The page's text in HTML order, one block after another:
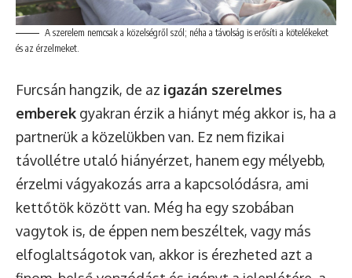
A szerelem nemcsak a közelségről szól; néha a távolság is erősíti a kötelékeket
és az érzelmeket.
Furcsán hangzik, de az igazán szerelmes
emberek gyakran érzik a hiányt még akkor is, ha a
partnerük a közelükben van. Ez nem fizikai
távollétre utaló hiányérzet, hanem egy mélyebb,
érzelmi vágyakozás arra a kapcsolódásra, ami
kettőtök között van. Még ha egy szobában
vagytok is, de éppen nem beszéltek, vagy más
elfoglaltságotok van, akkor is érezheted azt a